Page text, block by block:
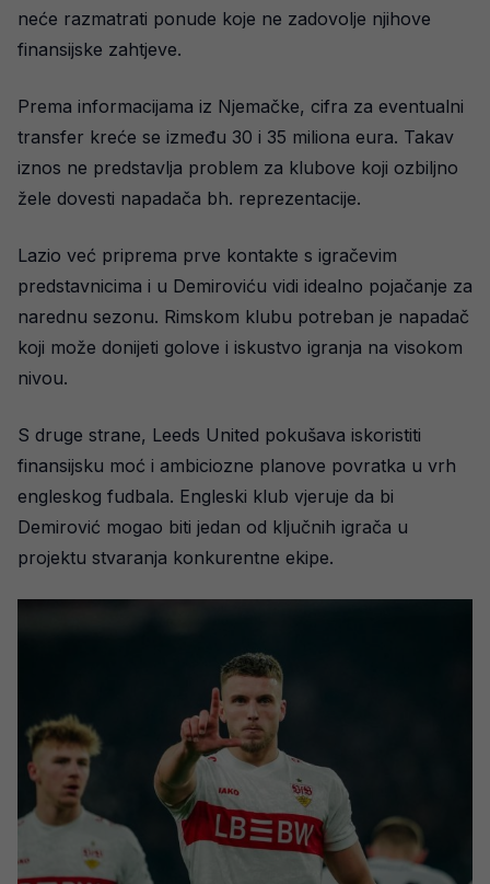
neće razmatrati ponude koje ne zadovolje njihove
finansijske zahtjeve.
Prema informacijama iz Njemačke, cifra za eventualni
transfer kreće se između 30 i 35 miliona eura. Takav
iznos ne predstavlja problem za klubove koji ozbiljno
žele dovesti napadača bh. reprezentacije.
Lazio već priprema prve kontakte s igračevim
predstavnicima i u Demiroviću vidi idealno pojačanje za
narednu sezonu. Rimskom klubu potreban je napadač
koji može donijeti golove i iskustvo igranja na visokom
nivou.
S druge strane, Leeds United pokušava iskoristiti
finansijsku moć i ambiciozne planove povratka u vrh
engleskog fudbala. Engleski klub vjeruje da bi
Demirović mogao biti jedan od ključnih igrača u
projektu stvaranja konkurentne ekipe.